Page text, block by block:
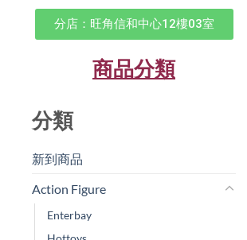
分店：旺角信和中心12樓03室
商品分類
分類
新到商品​
Action Figure
Enterbay